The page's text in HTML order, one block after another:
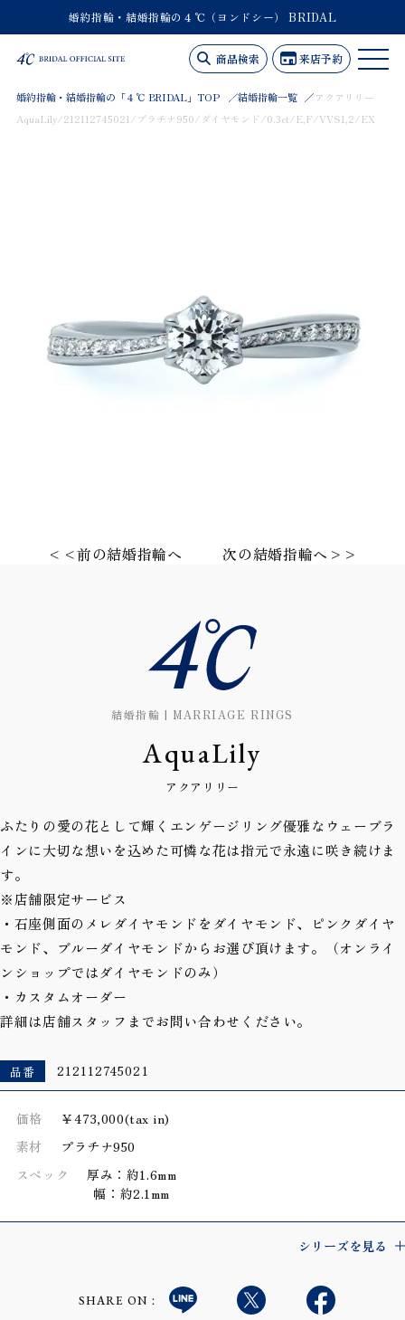
婚約指輪・結婚指輪の４℃（ヨンドシー） BRIDAL
商品検索 来店予約
婚約指輪・結婚指輪の「４℃ BRIDAL」TOP 結婚指輪一覧
アクアリリー
AquaLily/212112745021/プラチナ950/ダイヤモンド/0.3ct/E,F/VVS1,2/EX
<<前の結婚指輪へ 次の結婚指輪へ>>
結婚指輪 | MARRIAGE RINGS
AquaLily
アクアリリー
ふたりの愛の花として輝くエンゲージリング優雅なウェーブラ
インに大切な想いを込めた可憐な花は指元で永遠に咲き続けま
す。
※店舗限定サービス
・石座側面のメレダイヤモンドをダイヤモンド、ピンクダイヤ
モンド、ブルーダイヤモンドからお選び頂けます。（オンライ
ンショップではダイヤモンドのみ）
・カスタムオーダー
詳細は店舗スタッフまでお問い合わせください。
品番 212112745021
価格
￥473,000(tax in)
素材
プラチナ950
スペック
厚み：約1.6mm
幅：約2.1mm
シリーズを見る
SHARE ON：